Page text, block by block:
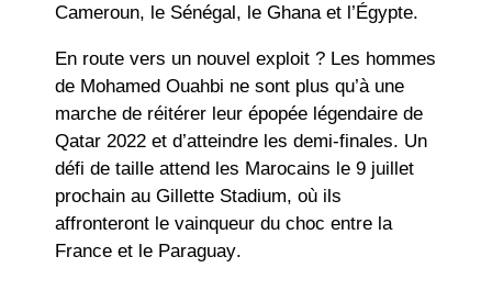
Cameroun, le Sénégal, le Ghana et l’Égypte.
En route vers un nouvel exploit ? Les hommes
de Mohamed Ouahbi ne sont plus qu’à une
marche de réitérer leur épopée légendaire de
Qatar 2022 et d’atteindre les demi-finales. Un
défi de taille attend les Marocains le 9 juillet
prochain au Gillette Stadium, où ils
affronteront le vainqueur du choc entre la
France et le Paraguay.